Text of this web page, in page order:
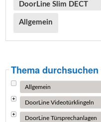
DoorLine Slim DECT
Allgemein
Thema durchsuchen
Allgemein
DoorLine Videotürklingeln
DoorLine Türsprechanlagen